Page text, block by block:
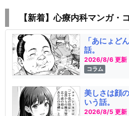
【新着】心療内科マンガ・
「あにょど
話。
2026/8/6 更新
コラム
美しさは顔
いう話。
2026/8/5 更新